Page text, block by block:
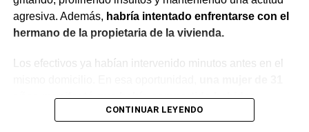
agresiva. Además, habría intentado enfrentarse con el
hermano de la propietaria de la vivienda.
Los efectivos ya habían intervenido minutos antes en el
años manifestó que había compartido bebidas
alcohólicas con el joven y que, en el marco de una
CONTINUAR LEYENDO